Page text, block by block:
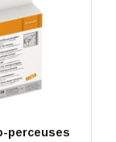
perceuses